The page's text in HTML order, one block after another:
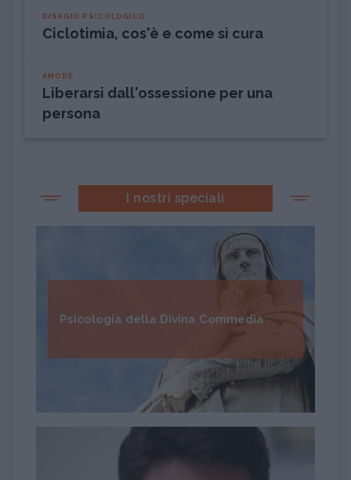
DISAGIO PSICOLOGICO
Ciclotimia, cos'è e come si cura
AMORE
Liberarsi dall'ossessione per una
persona
I nostri speciali
Psicologia della Divina Commedia